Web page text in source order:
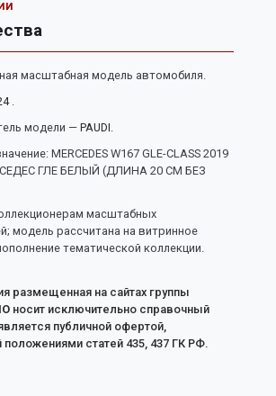
масштабная модель автомобиля.
.
модели — PAUDI.
MERCEDES W167 GLE-CLASS 2019
ГЛЕ БЕЛЫЙ (ДЛИНА 20 СМ БЕЗ
масштабных
модель рассчитана на витринное
тематической коллекции.
размещенная на сайтах группы
носит исключительно справочный
публичной офертой,
статей 435, 437 ГК РФ.